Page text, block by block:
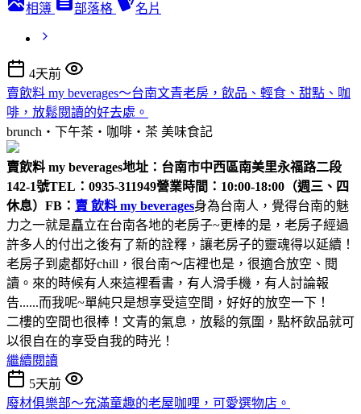
相簿 部落格 名片
4天前
賣飲料 my beverages～台南文青老房，飲品、輕食、甜點、咖
啡，放鬆閱讀的好去處。
brunch‧下午茶‧咖啡‧茶 美味食記
賣飲料 my beverages地址：台南市中西區南美里永福路二段
142-1號TEL：0935-311949營業時間：10:00-18:00（週三、四
休息） FB： 賣 飲料 my beverages身為台南人，覺得台南的魅
力之一就是矗立在台南各地的老房子~更棒的是，老房子經過
許多人的付出之後有了新的詮釋，讓老房子的靈魂得以延續！
老房子到處都好chill，很台南～店裡也是，很適合放空、閱
讀。來的時候有人來這裡看書，有人滑手機，有人討論報
告......而我呢~單純只是想享受這空間，好好的放空一下！
二樓的空間也很棒！文青的氣息，放鬆的氛圍，點杯飲品就可
以很自在的享受自我的時光！
繼續閱讀
5天前
廢材俱樂部～充滿童趣的老屋咖哩，可愛選物店。